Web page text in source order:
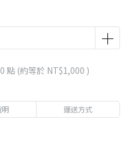
點 (約等於 NT$1,000 )
明 運送方式